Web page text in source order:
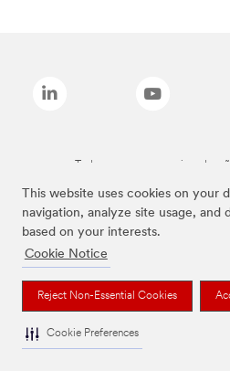
This website uses cookies on your
navigation, analyze site usage, and
based on your interests.
Cookie Notice
Reject Non-Essential Cookies
Cookie Preferences
Todas as marcas mencionadas